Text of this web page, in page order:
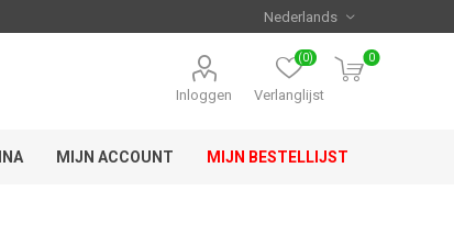
Inloggen Verlanglijst
(0) 0
MIJN ACCOUNT MIJN BESTELLIJST